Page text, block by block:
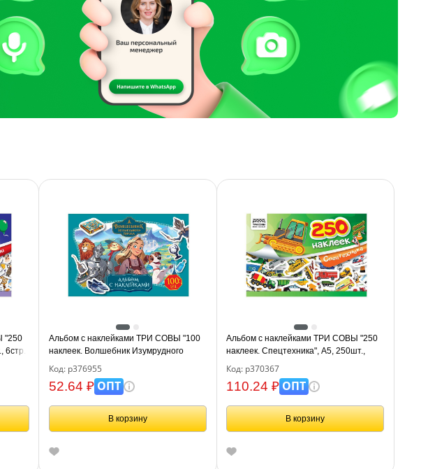
"250
6стр.
Альбом с наклейками ТРИ СОВЫ "100
наклеек. Волшебник Изумрудного
города", А5, 100шт.
Код: р376955
52.64 ₽ОПТ
В корзину
Альбом с наклейками ТРИ СОВЫ "250
наклеек. Спецтехника", А5, 250шт.,
6стр.
Код: р370367
110.24 ₽ОПТ
В корзину